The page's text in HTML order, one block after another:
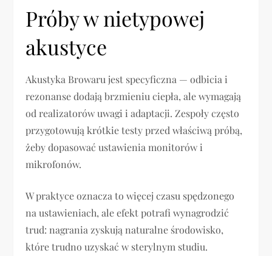
Próby w nietypowej
akustyce
Akustyka Browaru jest specyficzna — odbicia i
rezonanse dodają brzmieniu ciepła, ale wymagają
od realizatorów uwagi i adaptacji. Zespoły często
przygotowują krótkie testy przed właściwą próbą,
żeby dopasować ustawienia monitorów i
mikrofonów.
W praktyce oznacza to więcej czasu spędzonego
na ustawieniach, ale efekt potrafi wynagrodzić
trud: nagrania zyskują naturalne środowisko,
które trudno uzyskać w sterylnym studiu.